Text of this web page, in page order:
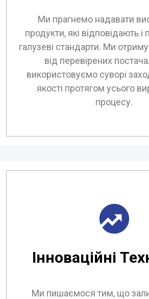
Ми прагнемо надавати
продукти, які відповідають
галузеві стандарти. Ми
від перевірених
використовуємо суворі
якості протягом усього
процесу.
Інноваційні
Ми пишаємося тим, що